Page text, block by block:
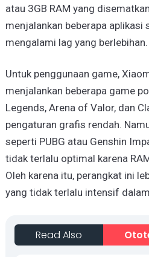
atau 3GB RAM yang
menjalankan beberapa aplikasi
mengalami lag yang berlebihan.
Untuk penggunaan game,
menjalankan beberapa game
Legends, Arena of Valor, dan
pengaturan grafis rendah.
seperti PUBG atau Genshin
tidak terlalu optimal karena
Oleh karena itu, perangkat ini
yang tidak terlalu intensif
Read Also